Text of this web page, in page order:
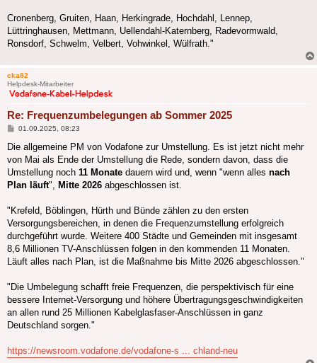
Cronenberg, Gruiten, Haan, Herkingrade, Hochdahl, Lennep,
Lüttringhausen, Mettmann, Uellendahl-Katernberg, Radevormwald,
Ronsdorf, Schwelm, Velbert, Vohwinkel, Wülfrath."
cka82
Helpdesk-Mitarbeiter
Re: Frequenzumbelegungen ab Sommer 2025
Beitrag
01.09.2025, 08:23
Die allgemeine PM von Vodafone zur Umstellung. Es ist jetzt nicht mehr
von Mai als Ende der Umstellung die Rede, sondern davon, dass die
Umstellung noch 11 Monate dauern wird und, wenn "wenn alles nach
Plan läuft", Mitte 2026 abgeschlossen ist.
"Krefeld, Böblingen, Hürth und Bünde zählen zu den ersten
Versorgungsbereichen, in denen die Frequenzumstellung erfolgreich
durchgeführt wurde. Weitere 400 Städte und Gemeinden mit insgesamt
8,6 Millionen TV-Anschlüssen folgen in den kommenden 11 Monaten.
Läuft alles nach Plan, ist die Maßnahme bis Mitte 2026 abgeschlossen."
"Die Umbelegung schafft freie Frequenzen, die perspektivisch für eine
bessere Internet-Versorgung und höhere Übertragungsgeschwindigkeiten
an allen rund 25 Millionen Kabelglasfaser-Anschlüssen in ganz
Deutschland sorgen."
https://newsroom.vodafone.de/vodafone-s ... chland-neu